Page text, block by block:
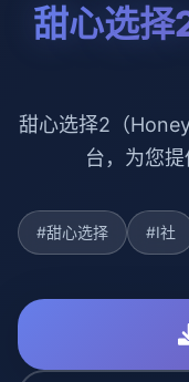
甜心选
甜心选择2（
台，为您提
#甜心选择 #I社